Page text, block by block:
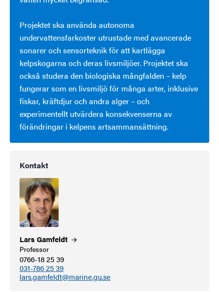
Projektet ska använda autonoma
undervattensfarkoster utrustade med avancerade
sonarer och sensorteknik för att kartlägga
kelpskogarna och deras livsmiljöer. Projektet ska
också studera den biologiska mångfalden – kelp
fungerar som en livsmiljö för många arter, inklusive
fiskar, kräftdjur och andra alger – och
experimentellt utvärdera konsekvenserna av
förändringar i kelpens artsammansättning.
Kontakt
LarsGamfeldt
Professor
0766-18 25 39
031-786 25 39
lars.gamfeldt@marine.gu.se